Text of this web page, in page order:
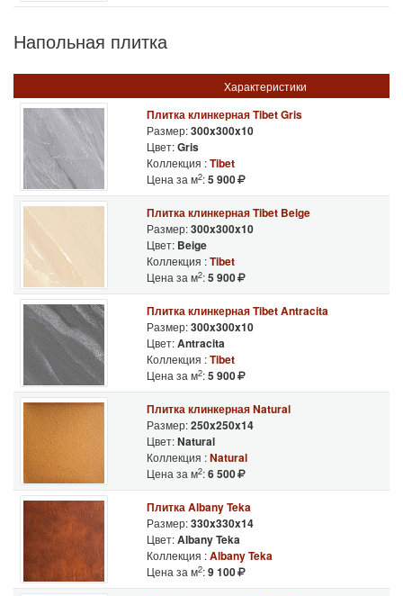
Напольная плитка
Характеристики
Плитка клинкерная Tibet Gris
Размер:300x300x10
Цвет:Gris
Коллекция :Tibet
Цена за м2:5 900
Плитка клинкерная Tibet Beige
Размер:300x300x10
Цвет: Beige
Коллекция :Tibet
Цена за м2:5 900
Плитка клинкерная Tibet Antracita
Размер:300x300x10
Цвет:Antracita
Коллекция :Tibet
Цена за м2:5 900
Плитка клинкерная Natural
Размер:250x250x14
Цвет:Natural
Коллекция :Natural
Цена за м2:6 500
Плитка Albany Teka
Размер:330x330x14
Цвет:Albany Teka
Коллекция :Albany Teka
Цена за м2:9 100